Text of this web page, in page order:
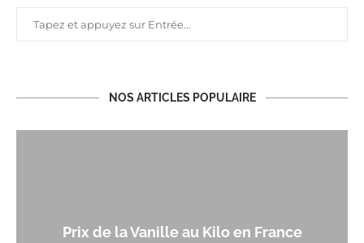
NOS ARTICLES POPULAIRE
Prix de la Vanille au Kilo en France